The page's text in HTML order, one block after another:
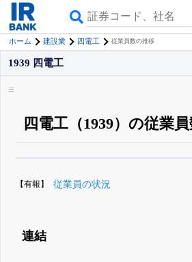
ホーム 建設業 四電工 従業員数の推移
1939 四電工
四電工（1939）の従業
く追える
無料でβ版をはじめ
【有報】 従業員の状況
連結